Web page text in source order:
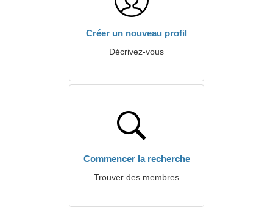
Créer un nouveau profil
Décrivez-vous
Commencer la recherche
Trouver des membres